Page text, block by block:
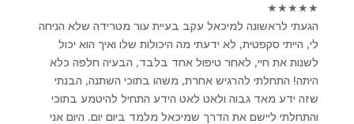
★
★
★
★
★
הגעתי לראשונה למיכאל עקב בעיית עור מטרידה שלא הניחה
לי, הייתי סקפטית, לא ידעתי מה היכולות שלו ואיך הוא יכול
לשנות את חיי, לאחר טיפול אחד בלבד, הבעיה חלפה כלא
היתה! התחלתי להרגיש אחרת, משהו בתוכי השתנה, הבנתי
שזה ידע מאד גבוה ולאט לאט הידע התחיל להיטמע בתוכי
והתחלתי ליישם את הדרך שמיכאל מלמד ביום יום. היום אני